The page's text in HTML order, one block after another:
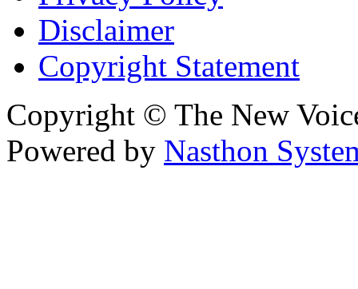
Disclaimer
Copyright Statement
Copyright © The New
Powered by Nasthon